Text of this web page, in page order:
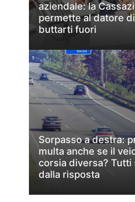
aziendale: la
permette al datore
buttarti fuori
Sorpasso a destra:
multa anche se il
corsia diversa? Tutti
dalla risposta